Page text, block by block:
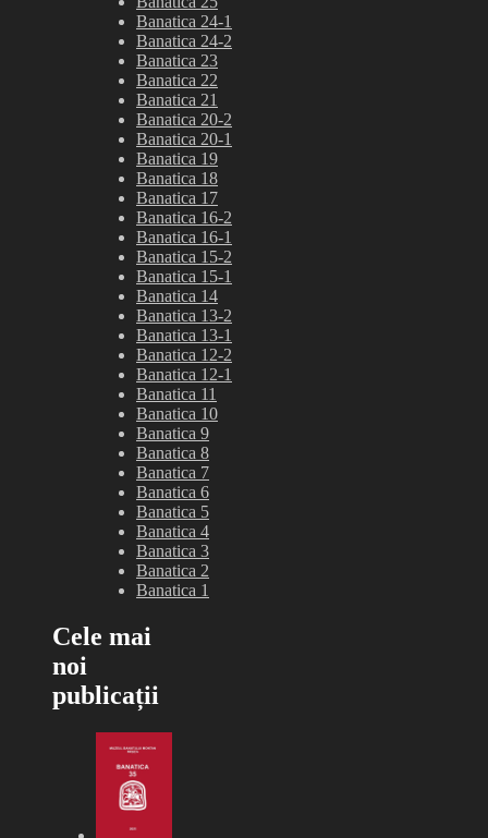
Banatica 24-1
Banatica 24-2
Banatica 23
Banatica 22
Banatica 21
Banatica 20-2
Banatica 20-1
Banatica 19
Banatica 18
Banatica 17
Banatica 16-2
Banatica 16-1
Banatica 15-2
Banatica 15-1
Banatica 14
Banatica 13-2
Banatica 13-1
Banatica 12-2
Banatica 12-1
Banatica 11
Banatica 10
Banatica 9
Banatica 8
Banatica 7
Banatica 6
Banatica 5
Banatica 4
Banatica 3
Banatica 2
Banatica 1
Cele mai
noi
publicații